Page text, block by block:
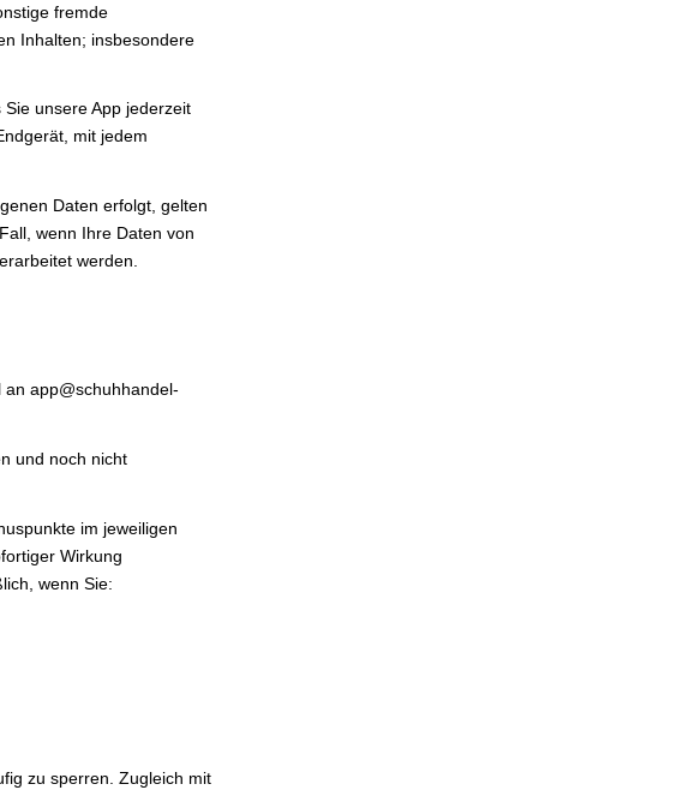
fremde
Inhalten; insbesondere
unsere App jederzeit
mit jedem
Daten erfolgt, gelten
wenn Ihre Daten von
werden.
app@schuhhandel-
und noch nicht
im jeweiligen
Wirkung
wenn Sie:
zu sperren. Zugleich mit